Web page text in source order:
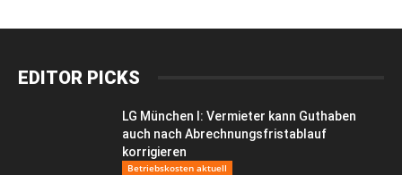
EDITOR PICKS
LG München I: Vermieter kann Guthaben
auch nach Abrechnungsfristablauf
korrigieren
Betriebskosten aktuell